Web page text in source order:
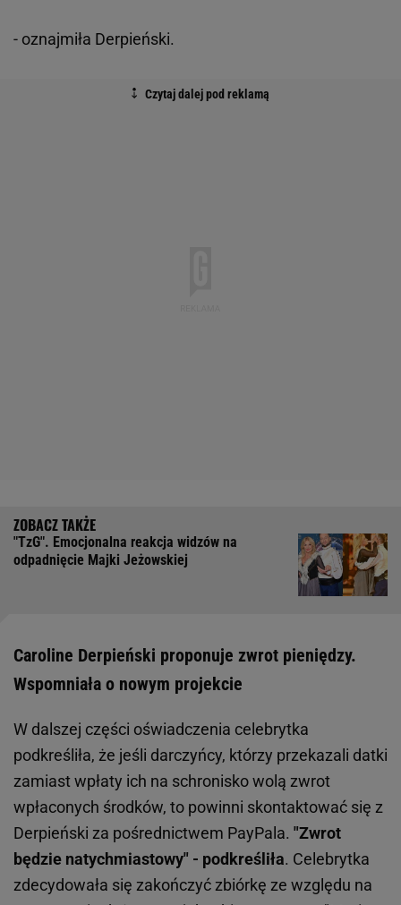
- oznajmiła Derpieński.
"TzG". Emocjonalna reakcja widzów na
odpadnięcie Majki Jeżowskiej
Caroline Derpieński proponuje zwrot pieniędzy.
Wspomniała o nowym projekcie
W dalszej części oświadczenia celebrytka
podkreśliła, że jeśli darczyńcy, którzy przekazali datki
zamiast wpłaty ich na schronisko wolą zwrot
wpłaconych środków, to powinni skontaktować się z
Derpieński za pośrednictwem PayPala. "Zwrot
będzie natychmiastowy" - podkreśliła. Celebrytka
zdecydowała się zakończyć zbiórkę ze względu na